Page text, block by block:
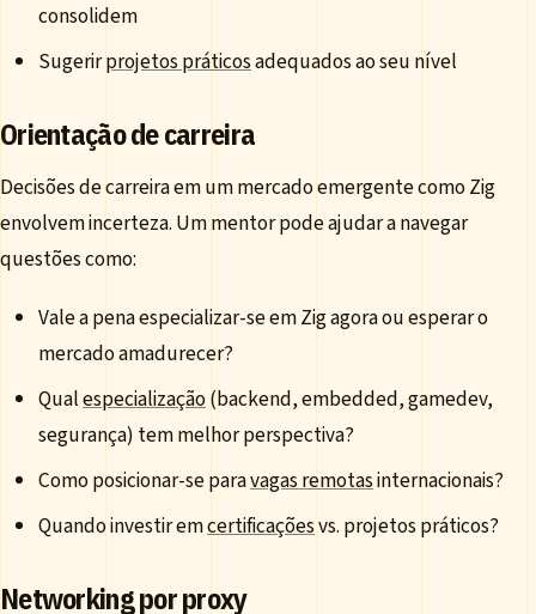
consolidem
Sugerirprojetos práticosadequados ao seu nível
Orientação de carreira
Decisões de carreira em um mercado emergente como Zig
envolvem incerteza. Um mentor pode ajudar a navegar
questões como:
Vale a pena especializar-se em Zig agora ou esperar o
mercado amadurecer?
Qualespecialização(backend, embedded, gamedev,
segurança) tem melhor perspectiva?
Como posicionar-se paravagas remotasinternacionais?
Quando investir emcertificaçõesvs. projetos práticos?
Networking por proxy